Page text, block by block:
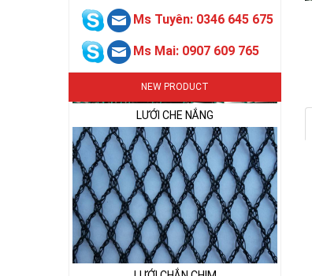
Ms Tuyên: 0346 645 675
Ms Mai: 0907 609 765
NEW PRODUCT
LƯỚI CHE NẮNG
LƯỚI CHẮN CHIM